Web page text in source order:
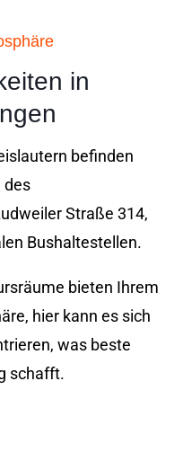
in
befinden
des
Straße 314,
Bushaltestellen.
bieten Ihrem
hier kann es sich
was beste
schafft.